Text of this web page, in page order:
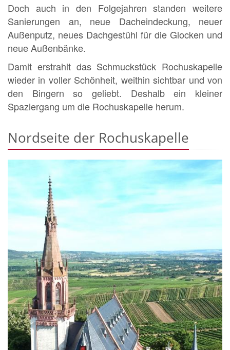
Doch auch in den Folgejahren standen weitere
Sanierungen an, neue Dacheindeckung, neuer
Außenputz, neues Dachgestühl für die Glocken und
neue Außenbänke.
Damit erstrahlt das Schmuckstück Rochuskapelle
wieder in voller Schönheit, weithin sichtbar und von
den Bingern so geliebt. Deshalb ein kleiner
Spaziergang um die Rochuskapelle herum.
Nordseite der Rochuskapelle